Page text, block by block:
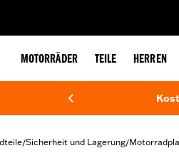
MOTORRÄDER TEILE HERREN
/Sicherheit und Lagerung/